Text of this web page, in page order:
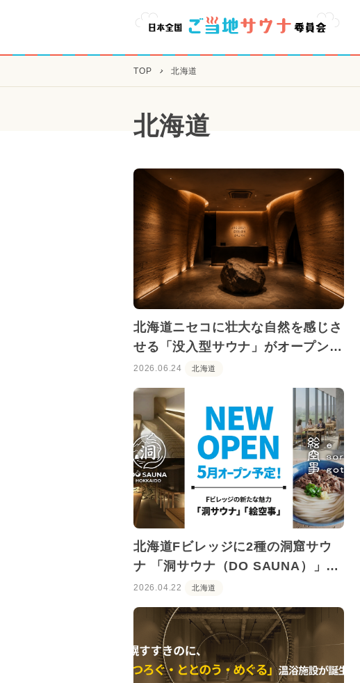
TOP 北海道
北海道
北海道ニセコに壮大な自然を感じさ
せる「没入型サウナ」がオープン予
定！
2026.06.24 北海道
北海道Fビレッジに2種の洞窟サウ
ナ 「洞サウナ（DO SAUNA）」が
オープン！
2026.04.22 北海道